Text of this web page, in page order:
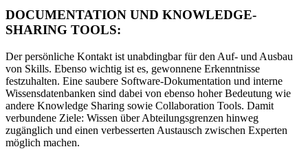
DOCUMENTATION UND KNOWLEDGE-
SHARING TOOLS:
Der persönliche Kontakt ist unabdingbar für den Auf- und Ausbau
von Skills. Ebenso wichtig ist es, gewonnene Erkenntnisse
festzuhalten. Eine saubere Software-Dokumentation und interne
Wissensdatenbanken sind dabei von ebenso hoher Bedeutung wie
andere Knowledge Sharing sowie Collaboration Tools. Damit
verbundene Ziele: Wissen über Abteilungsgrenzen hinweg
zugänglich und einen verbesserten Austausch zwischen Experten
möglich machen.